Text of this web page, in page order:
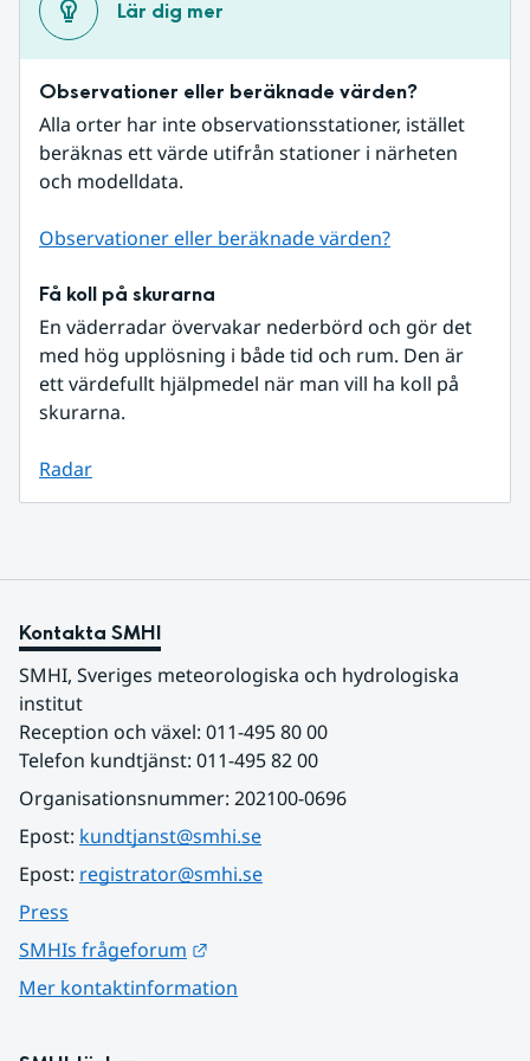
Lär dig mer
Observationer eller beräknade värden?
Alla orter har inte observationsstationer, istället
beräknas ett värde utifrån stationer i närheten
och modelldata.
Observationer eller beräknade värden?
Få koll på skurarna
En väderradar övervakar nederbörd och gör det
med hög upplösning i både tid och rum. Den är
ett värdefullt hjälpmedel när man vill ha koll på
skurarna.
Radar
Kontakta SMHI
SMHI, Sveriges meteorologiska och hydrologiska
institut
Reception och växel: 011-495 80 00
Telefon kundtjänst: 011-495 82 00
Organisationsnummer: 202100-0696
Epost: kundtjanst@smhi.se
Epost: registrator@smhi.se
Press
SMHIs frågeforum
Mer kontaktinformation